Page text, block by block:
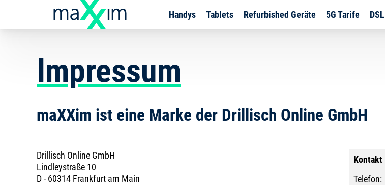
Handys Tablets Refurbished Geräte 5G Tarife DSL
Impressum
maXXim ist eine Marke der Drillisch Online GmbH
Drillisch Online GmbH
Lindleystraße 10
D - 60314 Frankfurt am Main
Kontakt
Telefon: